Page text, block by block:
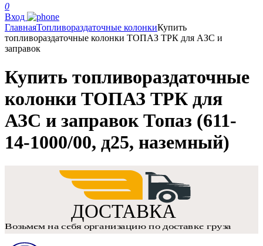
0
Вход
ГлавнаяТопливораздаточные колонкиКупить
топливораздаточные колонки ТОПАЗ ТРК для АЗС и
заправок
Купить топливораздаточные
колонки ТОПАЗ ТРК для
АЗС и заправок Топаз (611-
14-1000/00, д25, наземный)